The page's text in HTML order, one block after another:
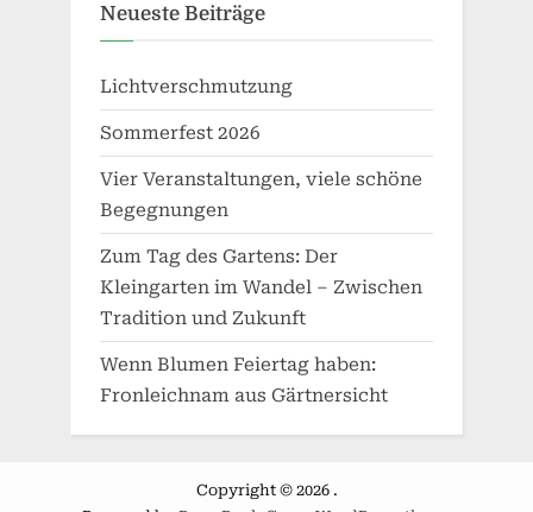
Neueste Beiträge
Lichtverschmutzung
Sommerfest 2026
Vier Veranstaltungen, viele schöne
Begegnungen
Zum Tag des Gartens: Der
Kleingarten im Wandel – Zwischen
Tradition und Zukunft
Wenn Blumen Feiertag haben:
Fronleichnam aus Gärtnersicht
Copyright © 2026 .